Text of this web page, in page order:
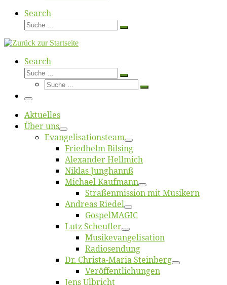
Search
Suche
Suche
Search
Suche
Suche
Suche
Suche
Menü
Ak­tu­el­les
Über uns
Evangelisa­tions­team
Fried­helm Bilsing
Alex­an­der Hellmich
Ni­klas Junghannß
Mi­cha­el Kaufmann
Straßenmis­sion mit Musikern
An­dre­as Riedel
Gos­pel­MA­GIC
Lutz Scheuf­ler
Musikevan­ge­li­sa­tion
Ra­dio­sen­dung
Dr. Chris­­ta-Ma­ria Steinberg
Ver­öf­fent­li­chun­gen
Jens Ulb­richt